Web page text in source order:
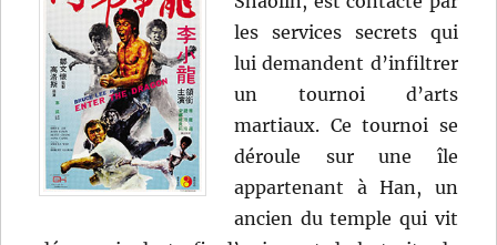
les services secrets qui
lui demandent d’infiltrer
un tournoi d’arts
martiaux. Ce tournoi se
déroule sur une île
appartenant à Han, un
ancien du temple qui vit